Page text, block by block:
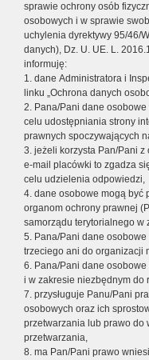
sprawie ochrony osób
osobowych i w sprawie
uchylenia dyrektywy 95/46/
danych), Dz. U. UE. L.
informuję:
1. dane Administratora i
linku „Ochrona danych
2. Pana/Pani dane
celu udostępniania strony
prawnych spoczywających
3. jeżeli korzysta Pan/Pani
e-mail placówki to zgadza
celu udzielenia odpowiedzi,
4. dane osobowe mogą być
organom ochrony prawnej
samorządu terytorialnego w
5. Pana/Pani dane
trzeciego ani do organizacji
6. Pana/Pani dane
i w zakresie niezbędnym do
7. przysługuje Panu/Pani
osobowych oraz ich
przetwarzania lub prawo do
przetwarzania,
8. ma Pan/Pani prawo